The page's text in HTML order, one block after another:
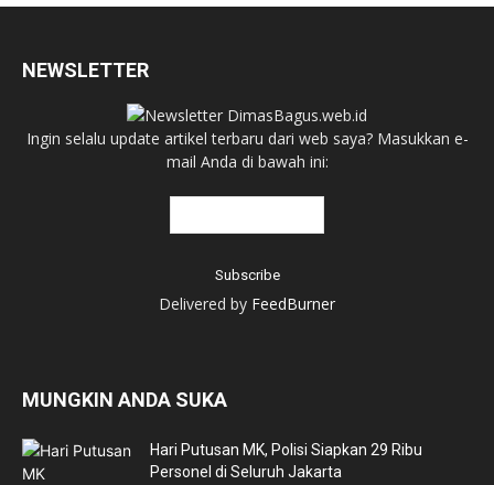
NEWSLETTER
Ingin selalu update artikel terbaru dari web saya? Masukkan e-
mail Anda di bawah ini:
Delivered by FeedBurner
MUNGKIN ANDA SUKA
Hari Putusan MK, Polisi Siapkan 29 Ribu
Personel di Seluruh Jakarta